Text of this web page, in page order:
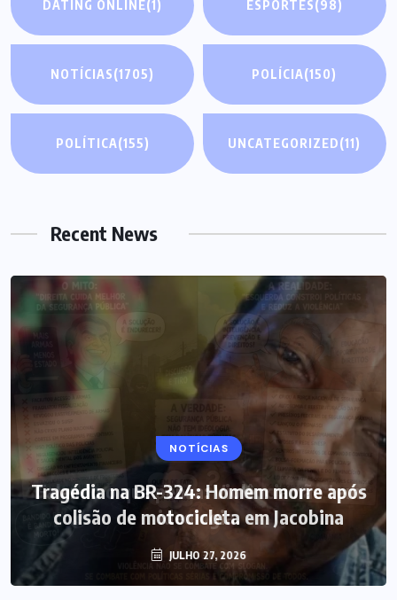
DATING ONLINE(1) ESPORTES(98)
NOTÍCIAS(1705) POLÍCIA(150)
POLÍTICA(155) UNCATEGORIZED(11)
Recent News
NOTÍCIAS
Tragédia na BR-324: Homem morre após
colisão de motocicleta em Jacobina
JULHO 27, 2026